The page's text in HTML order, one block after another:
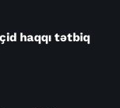
haqqı tətbiq